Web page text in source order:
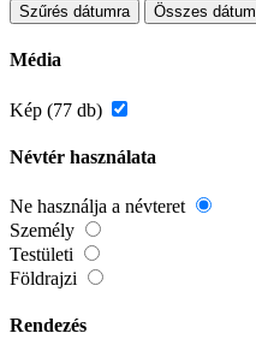
Szűrés dátumra Összes dátum
Média
Kép (77 db)
Névtér használata
Ne használja a névteret
Személy
Testületi
Földrajzi
Rendezés